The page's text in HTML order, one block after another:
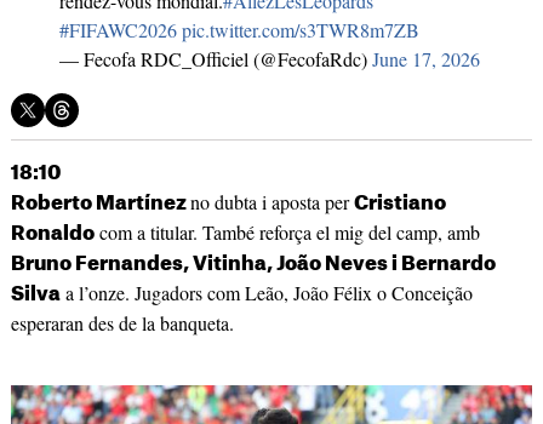
#FIFAWC2026pic.twitter.com/s3TWR8m7ZB
— Fecofa RDC_Officiel (@FecofaRdc)June 17, 2026
18:10
Roberto Martínezno dubta i aposta perCristiano
Ronaldocom a titular. També reforça el mig del camp, amb
Bruno Fernandes, Vitinha, João Neves i Bernardo
Silvaa l’onze. Jugadors com Leão, João Félix o Conceição
esperaran des de la banqueta.